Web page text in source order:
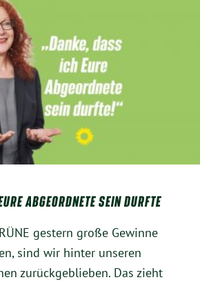
ABGEORDNETE SEIN DURFTE
gestern große Gewinne
sind wir hinter unseren
zurückgeblieben. Das zieht